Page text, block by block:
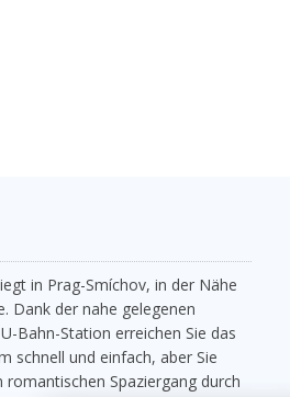
in Prag-Smíchov, in der Nähe
Dank der nahe gelegenen
Bahn-Station erreichen Sie das
schnell und einfach, aber Sie
romantischen Spaziergang durch